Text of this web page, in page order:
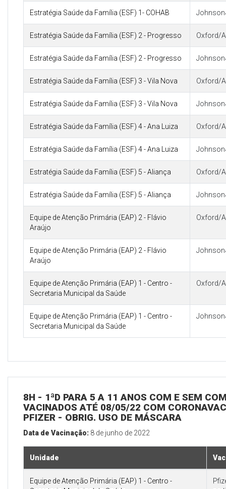
Estratégia Saúde da Família (ESF) 1- COHAB
Estratégia Saúde da Família (ESF) 2 - Progresso Oxford/
Estratégia Saúde da Família (ESF) 2 - Progresso
Estratégia Saúde da Família (ESF) 3 - Vila Nova Oxford/
Estratégia Saúde da Família (ESF) 3 - Vila Nova
Estratégia Saúde da Família (ESF) 4 - Ana Luiza Oxford/
Estratégia Saúde da Família (ESF) 4 - Ana Luiza
Estratégia Saúde da Família (ESF) 5 - Aliança Oxford/
Estratégia Saúde da Família (ESF) 5 - Aliança
Equipe de Atenção Primária (EAP) 2 - Flávio
Araújo
Oxford/
Equipe de Atenção Primária (EAP) 2 - Flávio
Araújo
Equipe de Atenção Primária (EAP) 1 - Centro -
Secretaria Municipal da Saúde
Oxford/
Equipe de Atenção Primária (EAP) 1 - Centro -
Secretaria Municipal da Saúde
8H - 1ªD PARA 5 A 11 ANOS COM E SEM
VACINADOS ATÉ 08/05/22 COM
PFIZER - OBRIG. USO DE MÁSCARA
Data de Vacinação: 8 de junho de 2022
Unidade
Equipe de Atenção Primária (EAP) 1 - Centro -